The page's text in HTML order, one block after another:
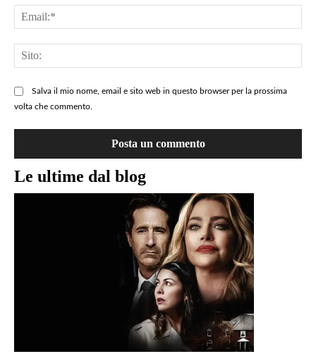
QUI
Salva il mio nome, email e sito web in questo browser per la prossima
volta che commento.
Le ultime dal blog